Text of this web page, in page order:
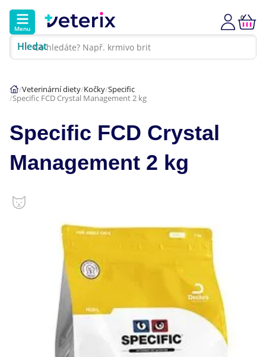
Menu
Hledat
0
Hlavní kategorie
Akce
Psi
Kočky
Veterinární diety
Dárkové poukazy
Klinika Veterix
777 319 516 (Po–Pá, 9–19h; So–Ne, 9–14h)
info@veterix.cz
Veterinární diety Kočky Specific
Specific FCD Crystal Management 2 kg
Specific FCD Crystal
Management 2 kg